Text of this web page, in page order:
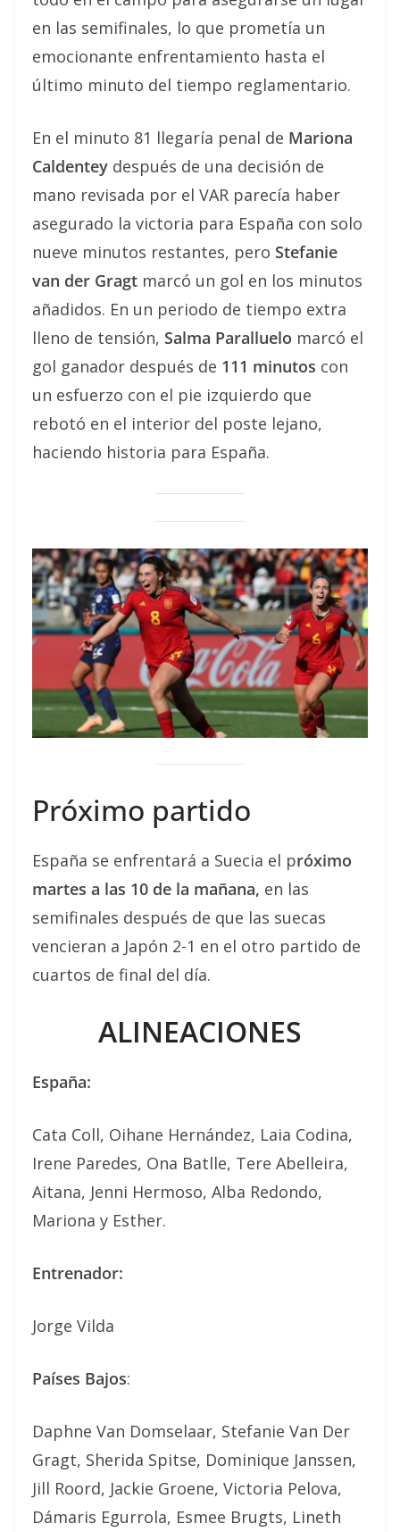
en las semifinales, lo que prometía un
emocionante enfrentamiento hasta el
último minuto del tiempo reglamentario.
En el minuto 81 llegaría penal de Mariona
Caldentey después de una decisión de
mano revisada por el VAR parecía haber
asegurado la victoria para España con solo
nueve minutos restantes, pero Stefanie
van der Gragt marcó un gol en los minutos
añadidos. En un periodo de tiempo extra
lleno de tensión, Salma Paralluelo marcó el
gol ganador después de 111 minutos con
un esfuerzo con el pie izquierdo que
rebotó en el interior del poste lejano,
haciendo historia para España.
Próximo partido
España se enfrentará a Suecia el próximo
martes a las 10 de la mañana, en las
semifinales después de que las suecas
vencieran a Japón 2-1 en el otro partido de
cuartos de final del día.
ALINEACIONES
España:
Cata Coll, Oihane Hernández, Laia Codina,
Irene Paredes, Ona Batlle, Tere Abelleira,
Aitana, Jenni Hermoso, Alba Redondo,
Mariona y Esther.
Entrenador:
Jorge Vilda
Países Bajos:
Daphne Van Domselaar, Stefanie Van Der
Gragt, Sherida Spitse, Dominique Janssen,
Jill Roord, Jackie Groene, Victoria Pelova,
Dámaris Egurrola, Esmee Brugts, Lineth